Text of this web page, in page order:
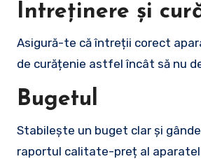
Întreținere și
Asigură-te că întreții corect
de curățenie astfel încât să nu
Bugetul
Stabilește un buget clar și
raportul calitate-preț al